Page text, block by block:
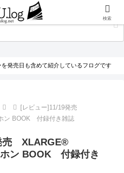
発売日も含めて紹介しているフログです
[レビュー]11/19発売
ン BOOK 付録付き雑誌
売 XLARGE®
ン BOOK 付録付き
検索